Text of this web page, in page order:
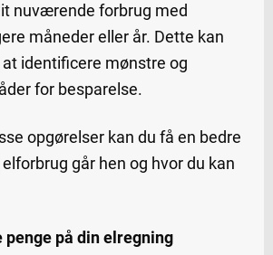
nuværende forbrug med
måneder eller år. Dette kan
identificere mønstre og
for besparelse.
opgørelser kan du få en bedre
går hen og hvor du kan
på din elregning